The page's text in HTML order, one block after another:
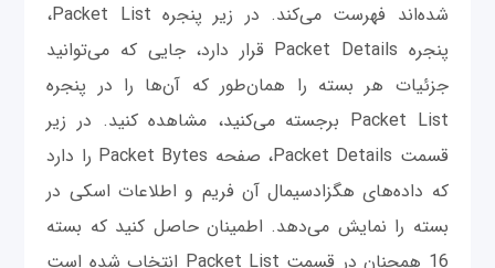
شده‌اند فهرست می‌کند. در زیر پنجره Packet List،
پنجره Packet Details قرار دارد، جایی که می‌توانید
جزئیات هر بسته را همان‌طور که آن‌ها را در پنجره
Packet List برجسته می‌کنید، مشاهده کنید. در زیر
قسمت Packet Details، صفحه Packet Bytes را دارد
که داده‌های هگزادسیمال آن فریم و اطلاعات اسکی در
بسته را نمایش می‌دهد. اطمینان حاصل کنید که بسته
16 همچنان در قسمت Packet List انتخاب شده است